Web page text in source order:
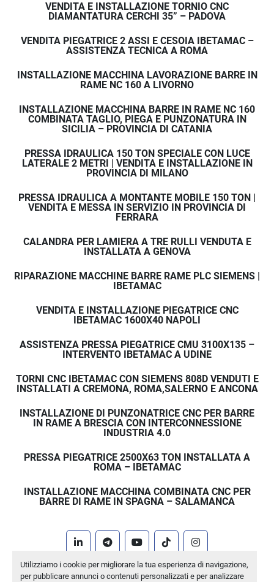
Utilizziamo i cookie per migliorare la tua esperienza di navigazione,
per pubblicare annunci o contenuti personalizzati e per analizzare
VENDITA E INSTALLAZIONE TORNIO CNC
DIAMANTATURA CERCHI 35” – PADOVA
VENDITA PIEGATRICE 2 ASSI E CESOIA IBETAMAC –
ASSISTENZA TECNICA A ROMA
INSTALLAZIONE MACCHINA LAVORAZIONE BARRE IN
RAME NC 160 A LIVORNO
INSTALLAZIONE MACCHINA BARRE IN RAME NC 160
COMBINATA TAGLIO, PIEGA E PUNZONATURA IN
SICILIA – PROVINCIA DI CATANIA
PRESSA IDRAULICA 150 TON SPECIALE CON LUCE
LATERALE 2 METRI | VENDITA E INSTALLAZIONE IN
PROVINCIA DI MILANO
PRESSA IDRAULICA A MONTANTE MOBILE 150 TON |
VENDITA E MESSA IN SERVIZIO IN PROVINCIA DI
FERRARA
CALANDRA PER LAMIERA A TRE RULLI VENDUTA E
INSTALLATA A GENOVA
RIPARAZIONE MACCHINE BARRE RAME PLC SIEMENS |
IBETAMAC
VENDITA E INSTALLAZIONE PIEGATRICE CNC
IBETAMAC 1600X40 NAPOLI
ASSISTENZA PRESSA PIEGATRICE CMU 3100X135 –
INTERVENTO IBETAMAC A UDINE
TORNI CNC IBETAMAC CON SIEMENS 808D VENDUTI E
INSTALLATI A CREMONA, ROMA,SALERNO E ANCONA
INSTALLAZIONE DI PUNZONATRICE CNC PER BARRE
IN RAME A BRESCIA CON INTERCONNESSIONE
INDUSTRIA 4.0
PRESSA PIEGATRICE 2500X63 TON INSTALLATA A
ROMA – IBETAMAC
INSTALLAZIONE MACCHINA COMBINATA CNC PER
BARRE DI RAME IN SPAGNA – SALAMANCA
linkedintelegramyoutubetiktok
instagram
Machinio Systemsito web diMachinio